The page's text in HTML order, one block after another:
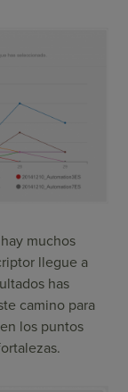
muchos
llegue a
has
camino para
los puntos